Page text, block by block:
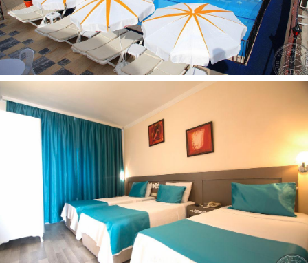
restoranai: 1
Pramogos ir sportas:
masažas už papildomą mokestį
treniruoklių salė nemokamai
smiginis nemokamai
stalo tenisas nemokamai
turkiška pirtis nemokamai
pramoginiai renginiai nemokamai (soft)
aerobika nemokamai
Vaikams:
baseinas vaikams: yra
žaidimų aikštelė yra
Paplūdimys:
nuosavas yra
paplūdimyje: skėčiai, gultai, čiužiniai nemokamai